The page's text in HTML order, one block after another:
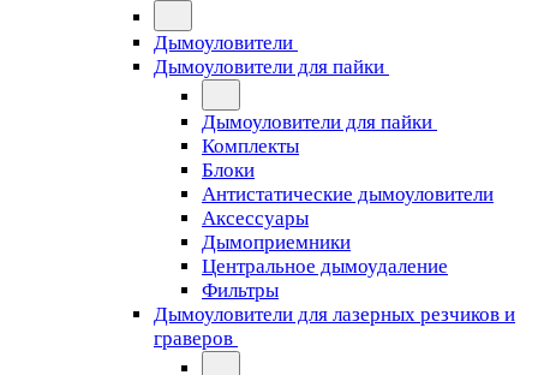
Дымоуловители
Дымоуловители для пайки
Дымоуловители для пайки
Комплекты
Блоки
Антистатические дымоуловители
Аксессуары
Дымоприемники
Центральное дымоудаление
Фильтры
Дымоуловители для лазерных резчиков и
граверов